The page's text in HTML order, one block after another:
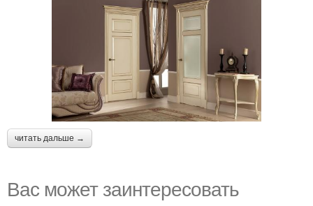
читать дальше →
Вас может заинтересовать